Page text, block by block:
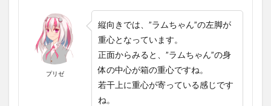
プリゼ
縦向きでは、”ラムちゃん”の左脚が
重心となっています。
正面からみると、”ラムちゃん”の身
体の中心が箱の重心ですね。
若干上に重心が寄っている感じです
ね。